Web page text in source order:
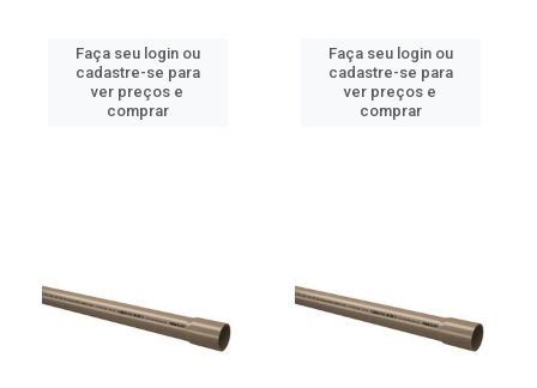
Faça seu login ou
cadastre-se para
ver preços e
comprar
Faça seu login ou
cadastre-se para
ver preços e
comprar